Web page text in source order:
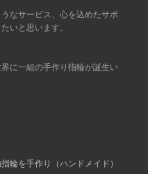
なサービス、心を込めたサポ
いと思います。
に一組の手作り指輪が誕生い
輪を手作り （ハンドメイド）